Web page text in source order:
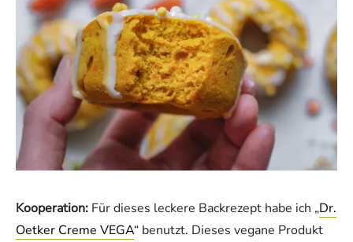
Kooperation: Für dieses leckere Backrezept habe ich „Dr.
Oetker Creme VEGA“ benutzt. Dieses vegane Produkt